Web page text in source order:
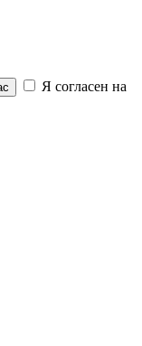
Я согласен на